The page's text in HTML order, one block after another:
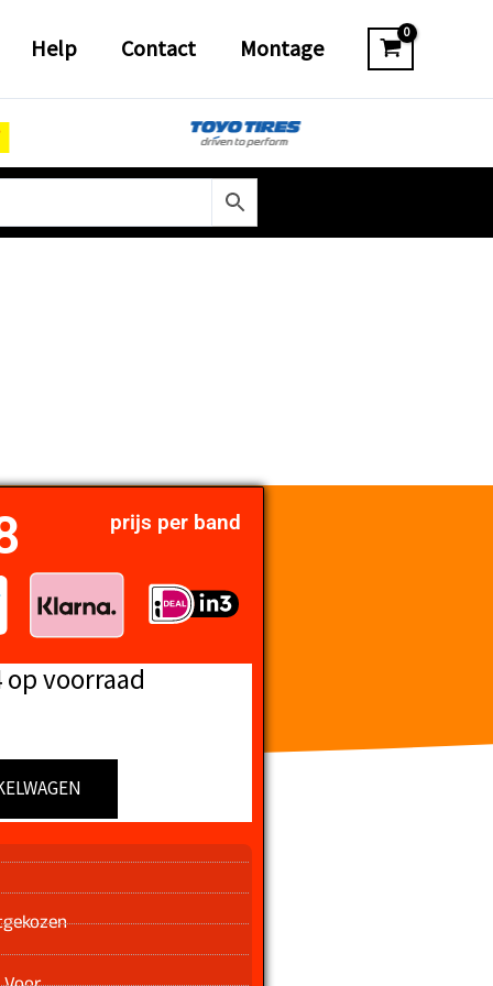
Help Contact Montage
prijs per band
op voorraad